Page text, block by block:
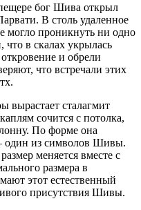
бог Шива открыл
В столь удаленное
могло проникнуть ни одно
в скалах укрылась
и обрели
что встречали этих
вырастает сталагмит
сочится с потолка,
По форме она
один из символов Шивы.
меняется вместе с
размера в
этот естественный
присутствия Шивы.